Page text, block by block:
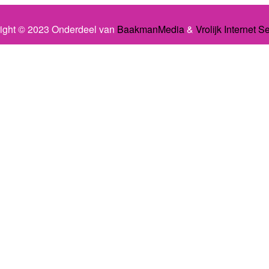
© 2023 Onderdeel van BaakmanMedia& Vrolijk Internet